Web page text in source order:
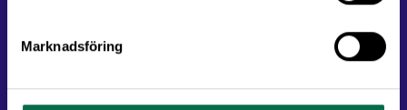
Marknadsföring
samtal